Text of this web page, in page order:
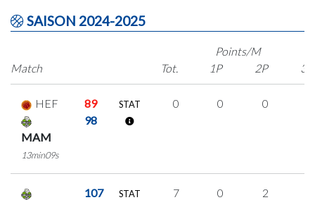
SAISON 2024-2025
Match
Points/M
Tot.
1P 2P 3P
HEF 89
MAM
98
13min09s
STAT 0 0 0
107 STAT 7 0 2